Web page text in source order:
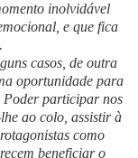
inolvidável
e que fica
casos, de outra
oportunidade para
Poder participar nos
ao colo, assistir à
como
beneficiar o